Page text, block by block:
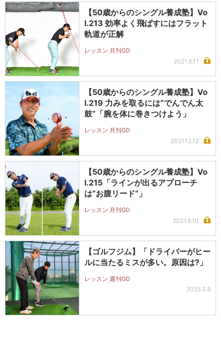
【50歳からのシングル養成塾】Vo
l.213 効率よく飛ばすにはフラット
軌道が正解
レッスン 月刊GD
2021.6.11
【50歳からのシングル養成塾】Vo
l.219 力みを取るには“でんでん太
鼓”「腕を体に巻きつけよう」
レッスン 月刊GD
2021.12.12
【50歳からのシングル養成塾】Vo
l.215「ラインが出るアプローチ
は“お腹リード”」
レッスン 月刊GD
2021.8.10
【ゴルフジム】「ドライバーがヒー
ルに当たるミスが多い。原因は?」
レッスン 週刊GD
2025.2.8